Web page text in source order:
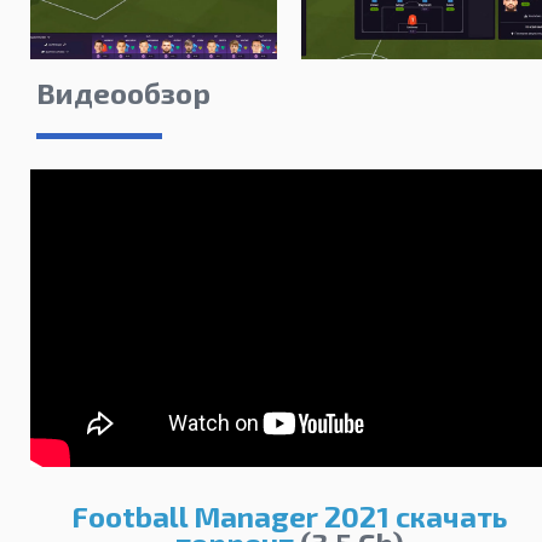
Видеообзор
Football Manager 2021 скачать